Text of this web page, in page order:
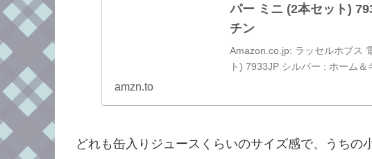
パー ミニ (2本セット)
チン
Amazon.co.jp: ラッセルホブス
ト) 7933JP シルバー : ホーム＆
amzn.to
どれも缶入りジュースくらいのサイズ感で、うちの